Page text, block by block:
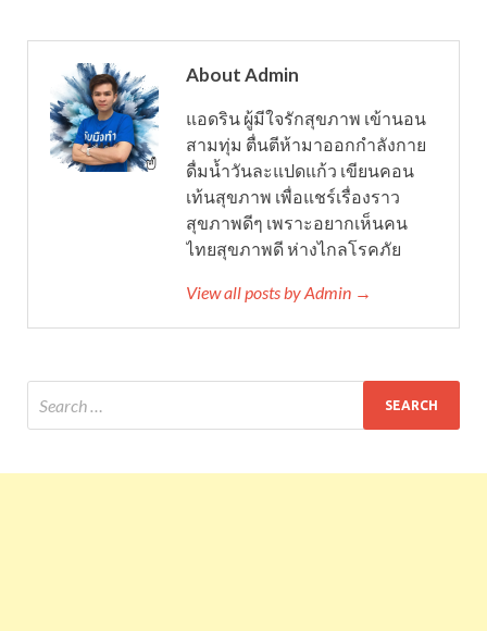
About Admin
แอดริน ผู้มีใจรักสุขภาพ เข้านอน
สามทุ่ม ตื่นตีห้ามาออกกำลังกาย
ดื่มน้ำวันละแปดแก้ว เขียนคอน
เท้นสุขภาพ เพื่อแชร์เรื่องราว
สุขภาพดีๆ เพราะอยากเห็นคน
ไทยสุขภาพดี ห่างไกลโรคภัย
View all posts by Admin →